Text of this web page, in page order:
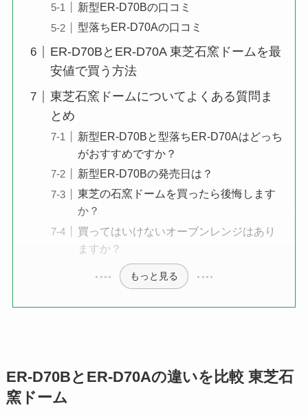
新型ER-D70Bの口コミ
型落ちER-D70Aの口コミ
ER-D70BとER-D70A 東芝石窯ドームを最
安値で買う方法
東芝石窯ドームについてよくある質問ま
とめ
新型ER-D70Bと型落ちER-D70Aはどっち
がおすすめですか？
新型ER-D70Bの発売日は？
東芝の石窯ドームを買ったら後悔します
か？
買ってはいけないオーブンレンジはあり
ますか？
もっと見る
ER-D70BとER-D70Aの違いを比較 東芝石
窯ドーム